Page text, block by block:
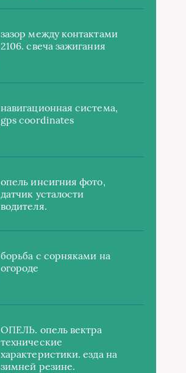
зазор между контактами
2106. свеча зажигания
навигационная система,
gps coordinates
опель инсигния фото,
датчик усталости
водителя.
борьба с сорняками на
огороде
ОПЕЛЬ. опель вектра
технические
характеристики. езда на
зимней резине.